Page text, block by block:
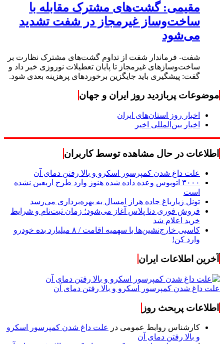
مقیمی: گشت‌های مشترک مقابله با
ساخت‌وساز غیرمجاز در شفت تشدید
می‌شود
شفت- فرماندار شفت از تداوم گشت‌های مشترک نظارت بر
ساخت‌وسازهای غیرمجاز تا پایان تعطیلات نوروزی خبر داد و
گفت: پیشگیری باید جایگزین برخوردهای پرهزینه بعدی شود.
موضوعات پربازدید روز ایران و جهان
اخبار روز استان‌های ایران
اخبار بین‌المللی اخیر
اطلاعات در حال مشاهده توسط کاربران
علت داغ شدن کمپرسور اسکرو و بالا رفتن دمای آن
۳۰۰۰ اتوبوس وعده داده شده هنوز وارد طرح اربعین نشده
است
تونل زیارباغ جاده هراز امسال به بهره‌برداری می‌رسد
فروش فوری دنا پلاس آغاز می‌شود؛ زمان ثبت‌نام و شرایط
خرید اعلام شد
کاسبی خارج‌نشین‌ها با سهمیه اقامت / ۸ میلیارد بده خودرو
وارد کن!
آخرین اطلاعات ایران
علت داغ شدن کمپرسور اسکرو و بالا رفتن دمای آن
اطلاعات پربحث روز
کارشناس روابط عمومی در
علت داغ شدن کمپرسور اسکرو
و بالا رفتن دمای آن